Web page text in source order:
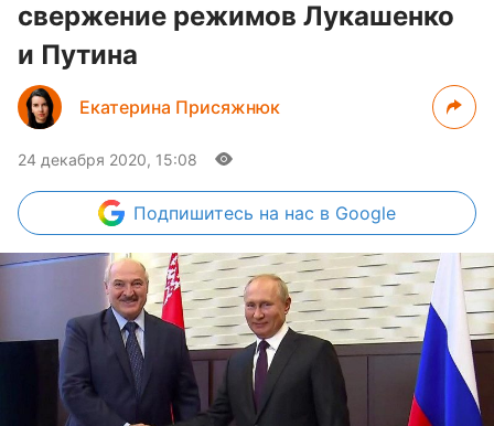
свержение режимов Лукашенко
и Путина
Екатерина Присяжнюк
24 декабря 2020, 15:08
Подпишитесь на нас в Google